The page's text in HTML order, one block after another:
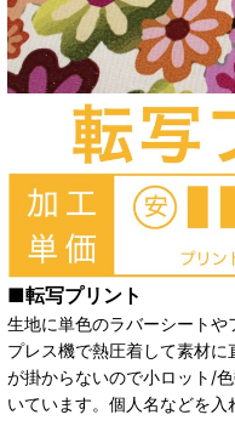
■転写プリント
生地に単色のラバーシート
プレス機で熱圧着して素材
が掛からないので小ロット/
いています。個人名などを入